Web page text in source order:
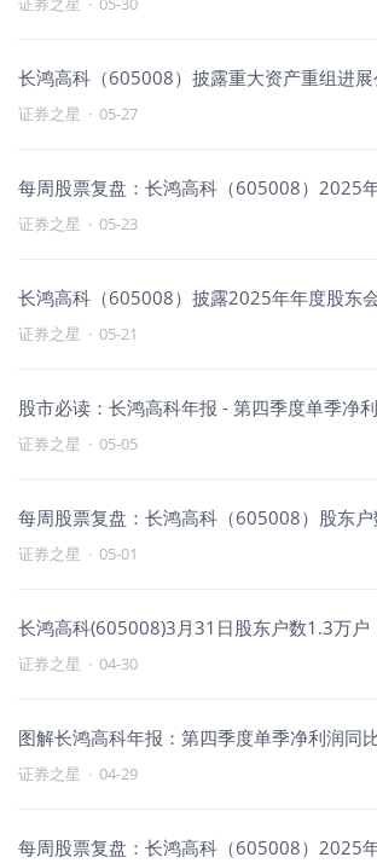
长鸿高科（605008）披露重大资产重组进
证券之星 · 05-27
每周股票复盘：长鸿高科（605008）2025
证券之星 · 05-23
长鸿高科（605008）披露2025年年度股东
证券之星 · 05-21
股市必读：长鸿高科年报 - 第四季度单季净
证券之星 · 05-05
每周股票复盘：长鸿高科（605008）股东
证券之星 · 05-01
长鸿高科(605008)3月31日股东户数1.3万户
证券之星 · 04-30
图解长鸿高科年报：第四季度单季净利润同
证券之星 · 04-29
每周股票复盘：长鸿高科（605008）2025